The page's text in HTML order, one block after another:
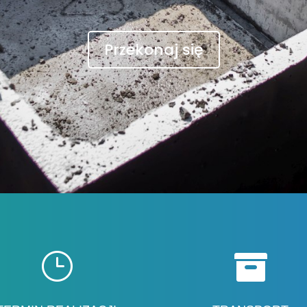
Przekonaj się
} 